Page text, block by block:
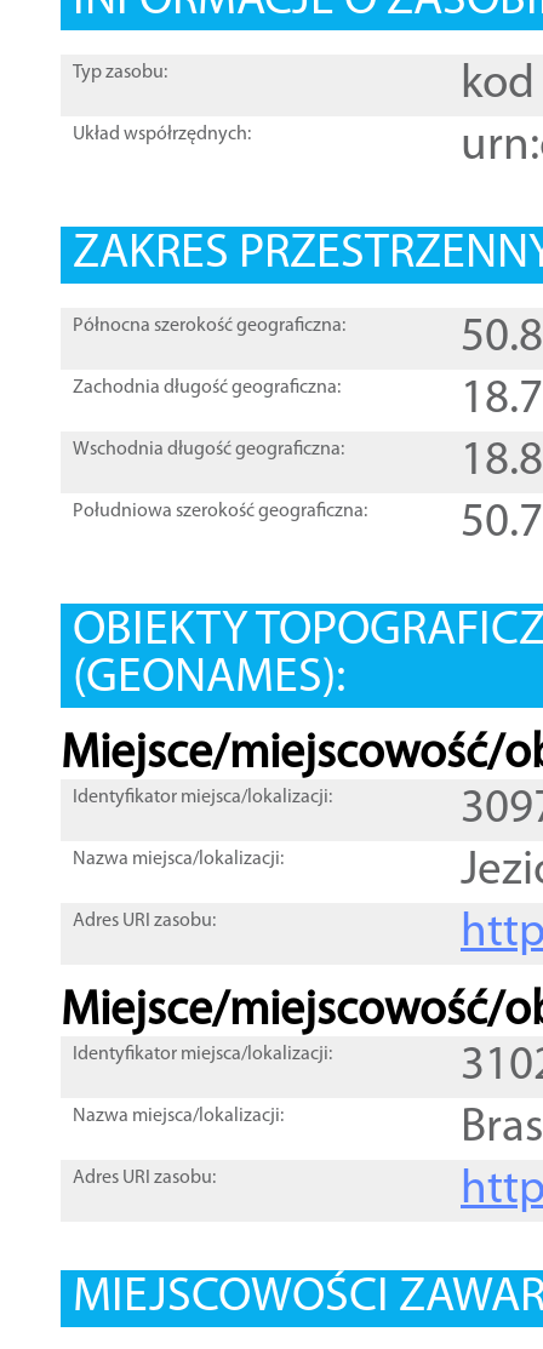
Typ zasobu: kod
Układ współrzędnych:
ZAKRES
Północna szerokość geograficzna:
Zachodnia długość geograficzna:
Wschodnia długość geograficzna:
Południowa szerokość geograficzna:
OBIEKTY
(GEONAMES):
Miejsce/miejscowość/
Identyfikator miejsca/lokalizacji:
Nazwa miejsca/lokalizacji:
Adres URI zasobu:
Miejsce/miejscowość/
Identyfikator miejsca/lokalizacji:
Nazwa miejsca/lokalizacji:
Adres URI zasobu:
MIEJSCOWOŚCI